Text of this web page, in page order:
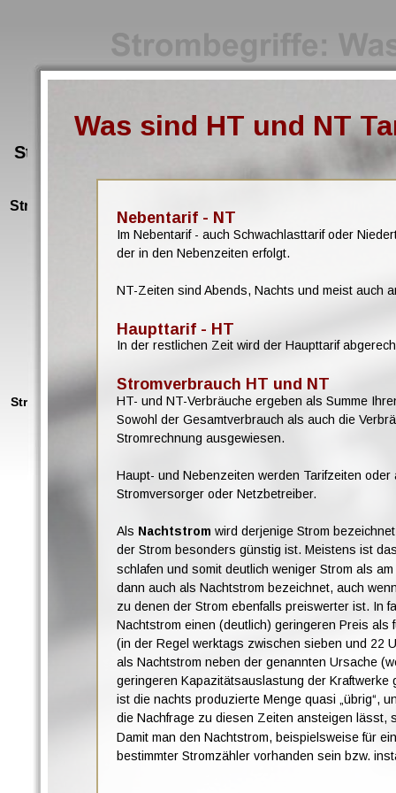
Nebentarif - NT
Im Nebentarif - auch Schwachlasttarif oder
der in den Nebenzeiten erfolgt.
NT-Zeiten sind Abends, Nachts und meist auch
Haupttarif - HT
In der restlichen Zeit wird der Haupttarif
Stromverbrauch HT und NT
HT- und NT-Verbräuche ergeben als Summe
Sowohl der Gesamtverbrauch als auch die
Stromrechnung ausgewiesen.
Haupt- und Nebenzeiten werden Tarifzeiten
Stromversorger oder Netzbetreiber.
Als Nachtstrom wird derjenige Strom
der Strom besonders günstig ist. Meistens ist
schlafen und somit deutlich weniger Strom als
dann auch als Nachtstrom bezeichnet, auch
zu denen der Strom ebenfalls preiswerter ist. In
Nachtstrom einen (deutlich) geringeren Preis
(in der Regel werktags zwischen sieben und 22
als Nachtstrom neben der genannten Ursache
geringeren Kapazitätsauslastung der
ist die nachts produzierte Menge quasi „übrig“,
die Nachfrage zu diesen Zeiten ansteigen lässt,
Damit man den Nachtstrom, beispielsweise für
bestimmter Stromzähler vorhanden sein bzw.
Was sind HT und NT
Strom und Gas Kosten senken,
optimieren und dabei sparen
Strom und Gas Kosten senken, optimieren
Strom und Gas Kosten senken, optimieren und dabei
Strom und Gas Kosten senken, optimieren und dabei sparen
Strom und Gas Kosten senken, optimieren und dabei sparen
Strom und Gas Kosten senken, optimieren und dabei sparen
Strom und Gas Kosten senken, optimieren und dabei sparen
Strom und Gas Kosten senken, optimieren und dabei sparen
Strom und Gas Kosten senken, optimieren und dabei sparen
und Gas Kosten senken, optimieren und dabei sparen
Strom und Gas Kosten senken, optimieren und dabei sparen
Strom und Gas Kosten senken, optimieren und dabei sparen